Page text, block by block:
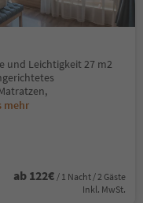
und Leichtigkeit 27 m2
mehr
ab 122€ / 1 Nacht / 2 Gäste
Inkl. MwSt.